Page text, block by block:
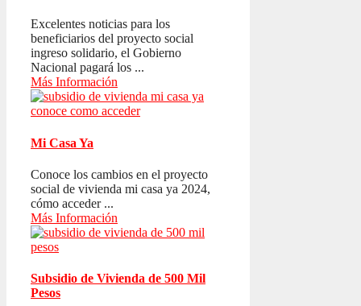
Excelentes noticias para los
beneficiarios del proyecto social
ingreso solidario, el Gobierno
Nacional pagará los ...
Más Información
Mi Casa Ya
Conoce los cambios en el proyecto
social de vivienda mi casa ya 2024,
cómo acceder ...
Más Información
Subsidio de Vivienda de 500 Mil
Pesos